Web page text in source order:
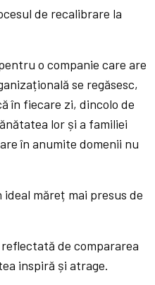
de recalibrare la
o companie care are
se regăsesc,
în fiecare zi, dincolo de
lor și a familiei
în anumite domenii nu
măreț mai presus de
de compararea
inspiră și atrage.